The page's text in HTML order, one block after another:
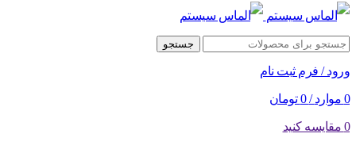
جستجو
ورود / فرم ثبت نام
0 موارد /
0 تومان
0 مقایسه کنید